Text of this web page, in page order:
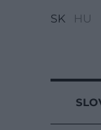
SK HU